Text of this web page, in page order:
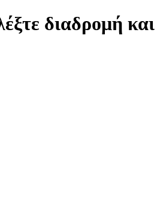
διαδρομή